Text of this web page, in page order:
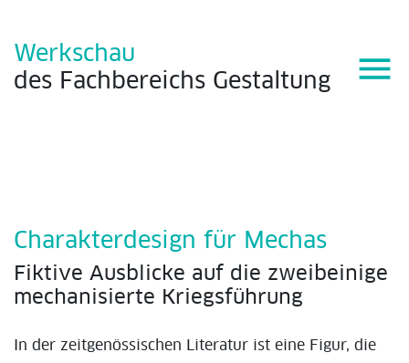
Werkschau
des Fachbereichs Gestaltung menu
Charakterdesign für Mechas
Fiktive Ausblicke auf die zweibeinige
mechanisierte Kriegsführung
In der zeitgenössischen Literatur ist eine Figur, die